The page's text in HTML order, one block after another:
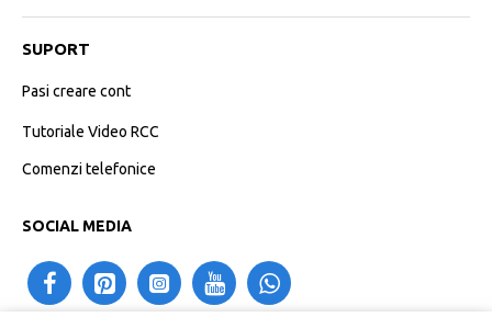
SUPORT
Pasi creare cont
Tutoriale Video RCC
Comenzi telefonice
SOCIAL MEDIA